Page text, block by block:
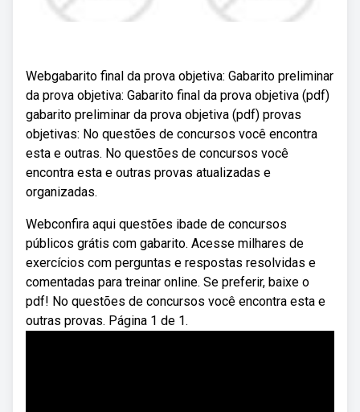
Webgabarito final da prova objetiva: Gabarito preliminar
da prova objetiva: Gabarito final da prova objetiva (pdf)
gabarito preliminar da prova objetiva (pdf) provas
objetivas: No questões de concursos você encontra
esta e outras. No questões de concursos você
encontra esta e outras provas atualizadas e
organizadas.
Webconfira aqui questões ibade de concursos
públicos grátis com gabarito. Acesse milhares de
exercícios com perguntas e respostas resolvidas e
comentadas para treinar online. Se preferir, baixe o
pdf! No questões de concursos você encontra esta e
outras provas. Página 1 de 1.